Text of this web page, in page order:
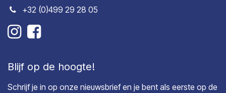
+32 (0)499 29 28 05
Blijf op de hoogte!
Schrijf je in op onze nieuwsbrief en je bent als eerste op de